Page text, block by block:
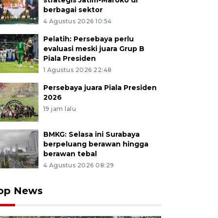
berbagai sektor
4 Agustus 2026 10:54
Pelatih: Persebaya perlu
evaluasi meski juara Grup B
Piala Presiden
1 Agustus 2026 22:48
Persebaya juara Piala Presiden
2026
19 jam lalu
BMKG: Selasa ini Surabaya
berpeluang berawan hingga
berawan tebal
4 Agustus 2026 08:29
News